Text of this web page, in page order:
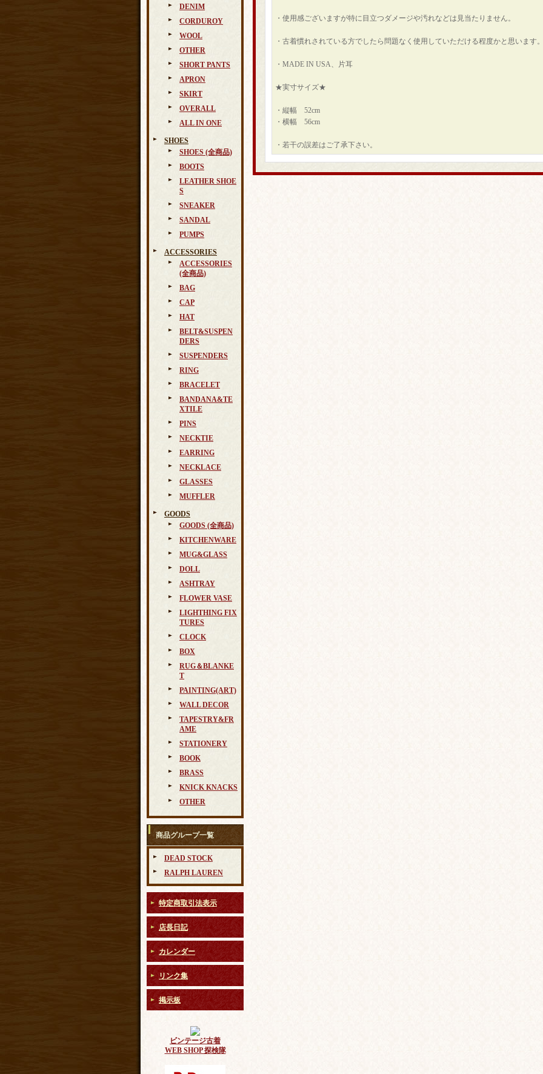
DENIM
CORDUROY
WOOL
OTHER
SHORT PANTS
APRON
SKIRT
OVERALL
ALL IN ONE
SHOES
SHOES (全商品)
BOOTS
LEATHER SHOE
S
SNEAKER
SANDAL
PUMPS
ACCESSORIES
ACCESSORIES
(全商品)
BAG
CAP
HAT
BELT&SUSPEN
DERS
SUSPENDERS
RING
BRACELET
BANDANA&TE
XTILE
PINS
NECKTIE
EARRING
NECKLACE
GLASSES
MUFFLER
GOODS
GOODS (全商品)
KITCHENWARE
MUG&GLASS
DOLL
ASHTRAY
FLOWER VASE
LIGHTHING FIX
TURES
CLOCK
BOX
RUG＆BLANKE
T
PAINTING(ART)
WALL DECOR
TAPESTRY&FR
AME
STATIONERY
BOOK
BRASS
KNICK KNACKS
OTHER
商品グループ一覧
DEAD STOCK
RALPH LAUREN
特定商取引法表示
店長日記
カレンダー
リンク集
掲示板
ビンテージ古着
WEB SHOP 探検隊
・使用感ございますが特に目立つダメージや汚れなどは見当たりません。
・古着慣れされている方でしたら問題なく使用していただける程度かと思います
・MADE IN USA、片耳
★実寸サイズ★
・縦幅 52cm
・横幅 56cm
・若干の誤差はご了承下さい。